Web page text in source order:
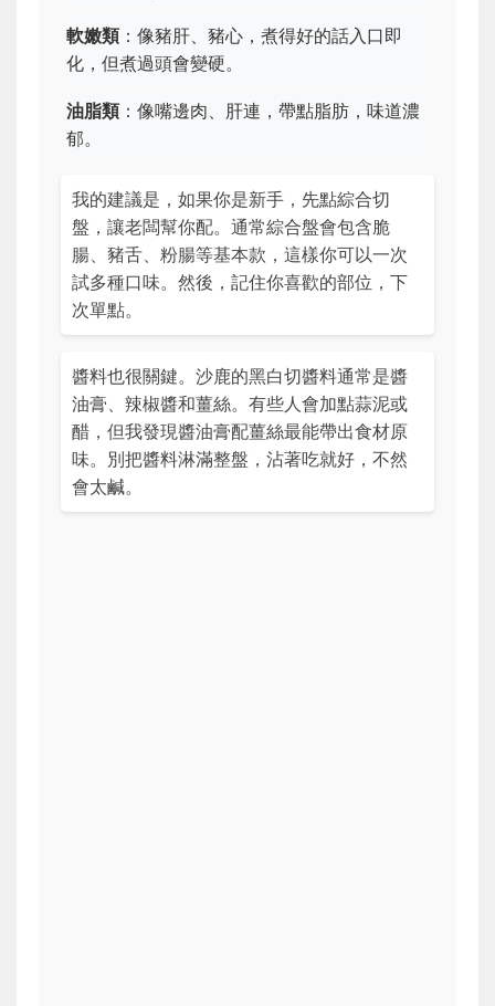
軟嫩類：像豬肝、豬心，煮得好的話入口即
化，但煮過頭會變硬。
油脂類：像嘴邊肉、肝連，帶點脂肪，味道濃
郁。
我的建議是，如果你是新手，先點綜合切
盤，讓老闆幫你配。通常綜合盤會包含脆
腸、豬舌、粉腸等基本款，這樣你可以一次
試多種口味。然後，記住你喜歡的部位，下
次單點。
醬料也很關鍵。沙鹿的黑白切醬料通常是醬
油膏、辣椒醬和薑絲。有些人會加點蒜泥或
醋，但我發現醬油膏配薑絲最能帶出食材原
味。別把醬料淋滿整盤，沾著吃就好，不然
會太鹹。